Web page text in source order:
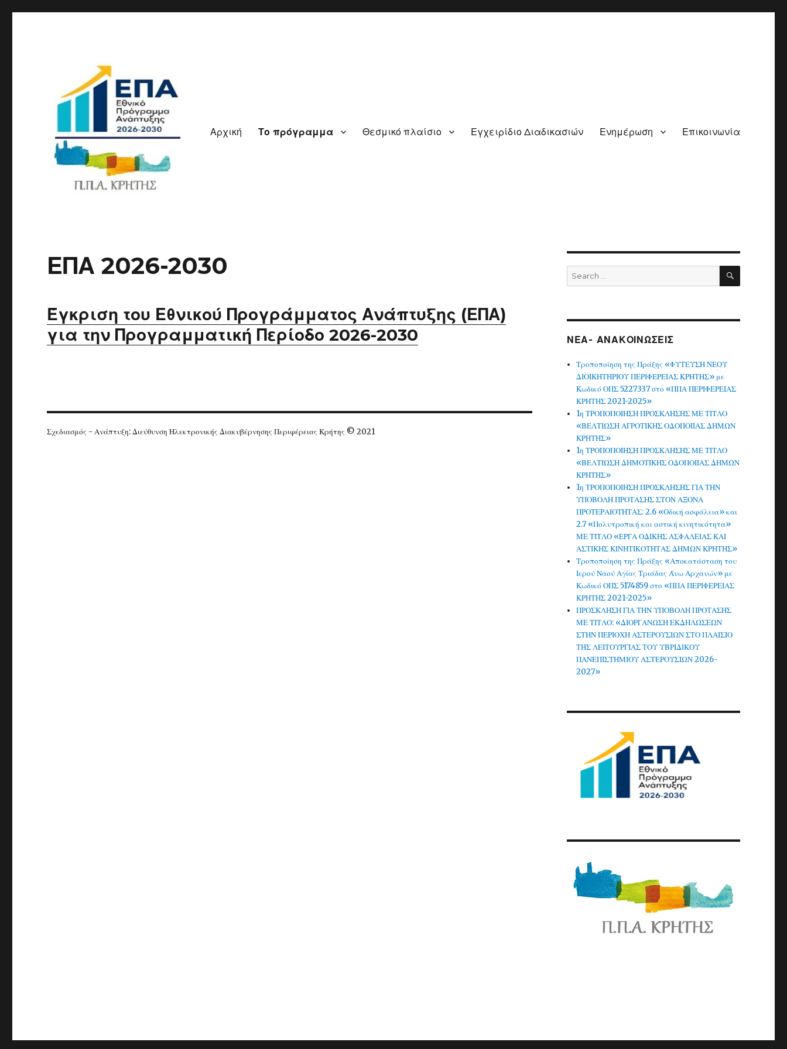
Αρχική Το πρόγραμμα Θεσμικό πλαίσιο Εγχειρίδιο Διαδικασιών Ενημέρωση Επικοινωνία
ΕΠΑ 2026-2030
Έγκριση του Εθνικού Προγράμματος Ανάπτυξης (ΕΠΑ)
για την Προγραμματική Περίοδο 2026-2030
Σχεδιασμός - Ανάπτυξη: Διεύθυνση Ηλεκτρονικής Διακυβέρνησης Περιφέρειας Κρήτης © 2021
Search
for:
SEARCH
ΝΕΑ- ΑΝΑΚΟΙΝΩΣΕΙΣ
Τροποποίηση της Πράξης «ΦΥΤΕΥΣΗ ΝΕΟΥ
ΔΙΟΙΚΗΤΗΡΙΟΥ ΠΕΡΙΦΕΡΕΙΑΣ ΚΡΗΤΗΣ» με
Κωδικό ΟΠΣ 5227337 στο «ΠΠΑ ΠΕΡΙΦΕΡΕΙΑΣ
ΚΡΗΤΗΣ 2021-2025»
1η ΤΡΟΠΟΠΟΙΗΣΗ ΠΡΟΣΚΛΗΣΗΣ ΜΕ ΤΙΤΛΟ
«ΒΕΛΤΙΩΣΗ ΑΓΡΟΤΙΚΗΣ ΟΔΟΠΟΙΙΑΣ ΔΗΜΩΝ
ΚΡΗΤΗΣ»
1η ΤΡΟΠΟΠΟΙΗΣΗ ΠΡΟΣΚΛΗΣΗΣ ΜΕ ΤΙΤΛΟ
«ΒΕΛΤΙΩΣΗ ΔΗΜΟΤΙΚΗΣ ΟΔΟΠΟΙΙΑΣ ΔΗΜΩΝ
ΚΡΗΤΗΣ»
1η ΤΡΟΠΟΠΟΙΗΣΗ ΠΡΟΣΚΛΗΣΗΣ ΓΙΑ ΤΗΝ
ΥΠΟΒΟΛΗ ΠΡΟΤΑΣΗΣ ΣΤΟΝ ΑΞΟΝΑ
ΠΡΟΤΕΡΑΙΟΤΗΤΑΣ: 2.6 «Οδική ασφάλεια» και
2.7 «Πολυτροπική και αστική κινητικότητα»
ΜΕ ΤΙΤΛΟ «ΕΡΓΑ ΟΔΙΚΗΣ ΑΣΦΑΛΕΙΑΣ ΚΑΙ
ΑΣΤΙΚΗΣ ΚΙΝΗΤΙΚΟΤΗΤΑΣ ΔΗΜΩΝ ΚΡΗΤΗΣ»
Τροποποίηση της Πράξης «Αποκατάσταση του
Ιερού Ναού Αγίας Τριάδας Άνω Αρχανών» με
Κωδικό ΟΠΣ 5174859 στο «ΠΠΑ ΠΕΡΙΦΕΡΕΙΑΣ
ΚΡΗΤΗΣ 2021-2025»
ΠΡΟΣΚΛΗΣΗ ΓΙΑ ΤΗΝ ΥΠΟΒΟΛΗ ΠΡΟΤΑΣΗΣ
ΜΕ ΤΙΤΛΟ: «ΔΙΟΡΓΑΝΩΣΗ ΕΚΔΗΛΩΣΕΩΝ
ΣΤΗΝ ΠΕΡΙΟΧΗ ΑΣΤΕΡΟΥΣΙΩΝ ΣΤΟ ΠΛΑΙΣΙΟ
ΤΗΣ ΛΕΙΤΟΥΡΓΙΑΣ ΤΟΥ ΥΒΡΙΔΙΚΟΥ
ΠΑΝΕΠΙΣΤΗΜΙΟΥ ΑΣΤΕΡΟΥΣΙΩΝ 2026-
2027»